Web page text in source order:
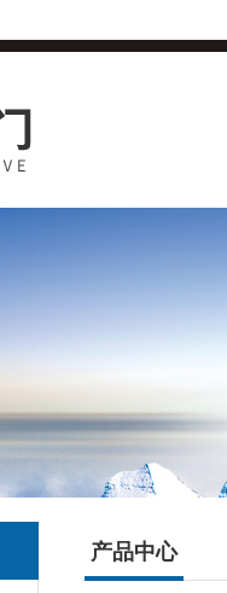
产品中心